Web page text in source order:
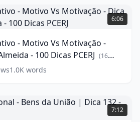
6:06
Vs Motivação -
- 100 Dicas PCERJ (16
1.0K words
7:12